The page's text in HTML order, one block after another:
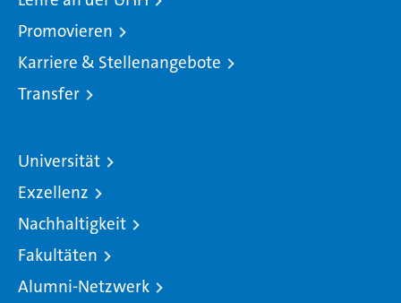
Promovieren
Karriere & Stellenangebote
Transfer
Universität
Exzellenz
Nachhaltigkeit
Fakultäten
Alumni-Netzwerk